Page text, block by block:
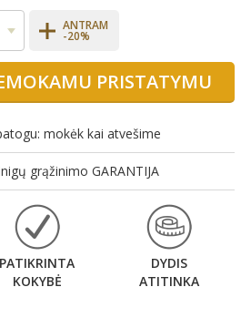
ANTRAM
-20%
PRISTATYMU
mokėk kai atvešime
grąžinimo GARANTIJA
PATIKRINTA
KOKYBĖ
DYDIS
ATITINKA